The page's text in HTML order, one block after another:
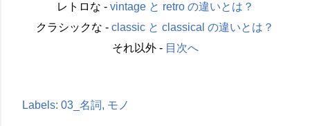
レトロな - vintage と retro の違いとは？
クラシックな - classic と classical の違いとは？
それ以外 - 目次へ
Labels: 03_名詞 モノ